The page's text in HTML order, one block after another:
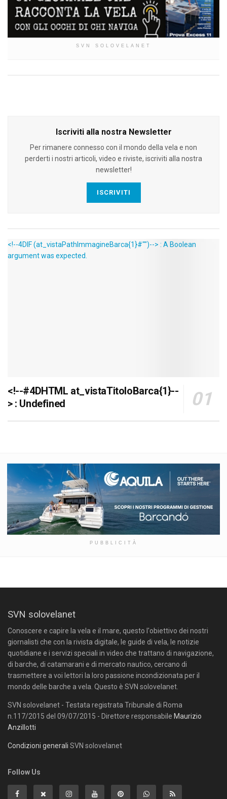
SVN SOLOVELANET
Iscriviti alla nostra Newsletter
Per rimanere connesso con il mondo della vela e non
perderti i nostri articoli, video e riviste, iscriviti alla nostra
newsletter!
ISCRIVITI
<!--4DIF (at_vistaPathImmagineBarca{1}#"")--> : A Boolean
argument was expected.
<!--#4DHTML at_vistaTitoloBarca{1}--
> : Undefined
PUBBLICITÀ
SVN solovelanet
Conoscere e capire la vela e il mare, questo l'obiettivo dei nostri
giornalisti che con la rivista digitale, le guide di vela, le notizie
quotidiane e i servizi speciali in video che trattano di navigazione,
di barche, di catamarani e di mercato nautico, cercano di
trasmettere a voi lettori la loro passione incondizionata per il
mondo delle barche a vela. Questo è SVN solovelanet.
SVN solovelanet - Testata registrata Tribunale di Roma
n.117/2015 del 09/07/2015 - Direttore responsabile Maurizio
Anzillotti
Condizioni generali SVN solovelanet
Follow Us